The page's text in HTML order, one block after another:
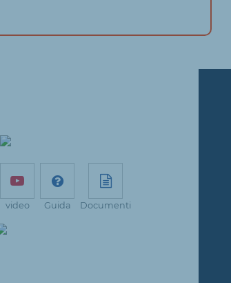
video Guida Documenti